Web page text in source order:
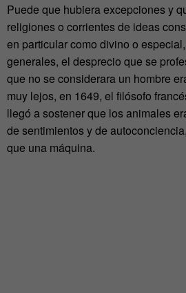
Puede que hubiera excepciones y
religiones o corrientes de ideas
en particular como divino o
generales, el desprecio que se
que no se considerara un hombre
muy lejos, en 1649, el filósofo
llegó a sostener que los animales
de sentimientos y de
que una máquina.